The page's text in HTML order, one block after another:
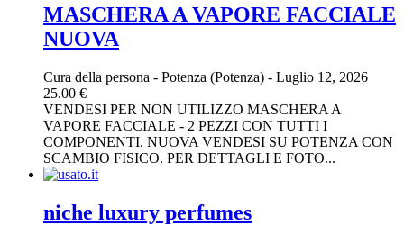
MASCHERA A VAPORE FACCIALE
NUOVA
Cura della persona - Potenza (Potenza) - Luglio 12, 2026
25.00 €
VENDESI PER NON UTILIZZO MASCHERA A
VAPORE FACCIALE - 2 PEZZI CON TUTTI I
COMPONENTI. NUOVA VENDESI SU POTENZA CON
SCAMBIO FISICO. PER DETTAGLI E FOTO...
niche luxury perfumes